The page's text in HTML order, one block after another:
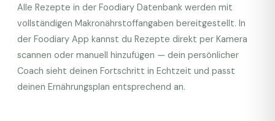
Alle Rezepte in der Foodiary Datenbank werden mit
vollständigen Makronährstoffangaben bereitgestellt. In
der Foodiary App kannst du Rezepte direkt per Kamera
scannen oder manuell hinzufügen — dein persönlicher
Coach sieht deinen Fortschritt in Echtzeit und passt
deinen Ernährungsplan entsprechend an.